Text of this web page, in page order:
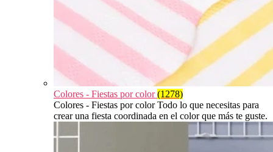
Colores - Fiestas por color(1278)
Colores - Fiestas por color Todo lo que necesitas para
crear una fiesta coordinada en el color que más te guste.